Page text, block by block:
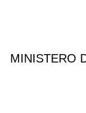
MINISTERO